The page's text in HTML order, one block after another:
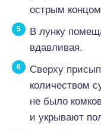
острым
В лунку
вдавливая.
Сверху
количеством
не было
и укрывают